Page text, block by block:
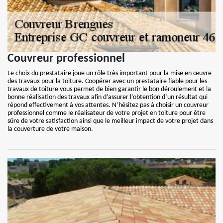
Couvreur professionnel
Le choix du prestataire joue un rôle très important pour la mise en œuvre
des travaux pour la toiture. Coopérer avec un prestataire fiable pour les
travaux de toiture vous permet de bien garantir le bon déroulement et la
bonne réalisation des travaux afin d’assurer l’obtention d’un résultat qui
répond effectivement à vos attentes. N’hésitez pas à choisir un couvreur
professionnel comme le réalisateur de votre projet en toiture pour être
sûre de votre satisfaction ainsi que le meilleur impact de votre projet dans
la couverture de votre maison.